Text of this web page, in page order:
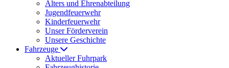
Alters und Ehrenabteilung
Jugendfeuerwehr
Kinderfeuerwehr
Unser Förderverein
Unsere Geschichte
Fahrzeuge
Aktueller Fuhrpark